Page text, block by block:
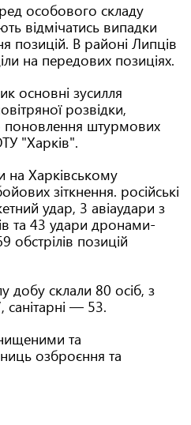
особового складу
відмічатись випадки
позицій. В районі Липців
на передових позиціях.
основні зусилля
розвідки,
поновлення штурмових
"Харків".
на Харківському
зіткнення. російські
удар, 3 авіаудари з
та 43 удари дронами-
обстрілів позицій
добу склали 80 осіб, з
— 53.
та
озброєння та